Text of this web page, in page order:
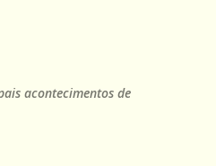
acontecimentos de